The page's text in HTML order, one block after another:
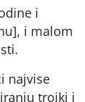
i
i malom
najvise
trojki i